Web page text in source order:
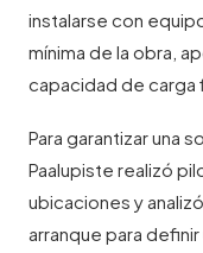
instalarse con
mínima de la obra,
capacidad de carga
Para garantizar una
Paalupiste realizó
ubicaciones y
arranque para